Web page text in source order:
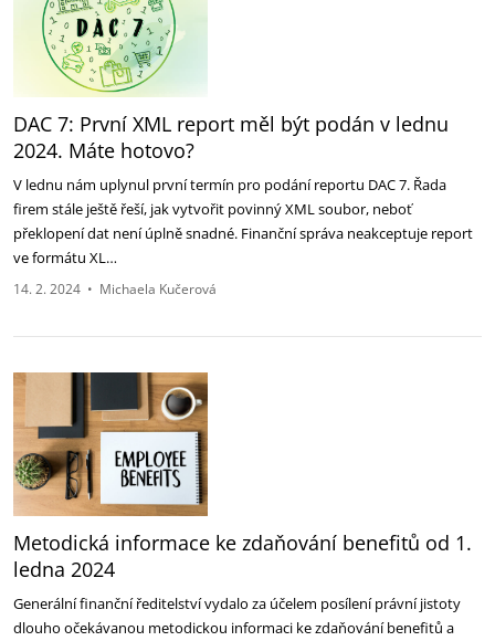
DAC 7: První XML report měl být podán v lednu
2024. Máte hotovo?
V lednu nám uplynul první termín pro podání reportu DAC 7. Řada
firem stále ještě řeší, jak vytvořit povinný XML soubor, neboť
překlopení dat není úplně snadné. Finanční správa neakceptuje report
ve formátu XL…
14. 2. 2024 • Michaela Kučerová
Metodická informace ke zdaňování benefitů od 1.
ledna 2024
Generální finanční ředitelství vydalo za účelem posílení právní jistoty
dlouho očekávanou metodickou informaci ke zdaňování benefitů a